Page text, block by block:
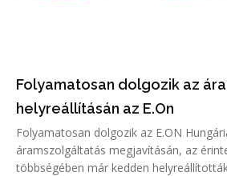
Folyamatosan dolgozik az
helyreállításán az E.On
Folyamatosan dolgozik az E.ON
áramszolgáltatás megjavításán, az
többségében már kedden